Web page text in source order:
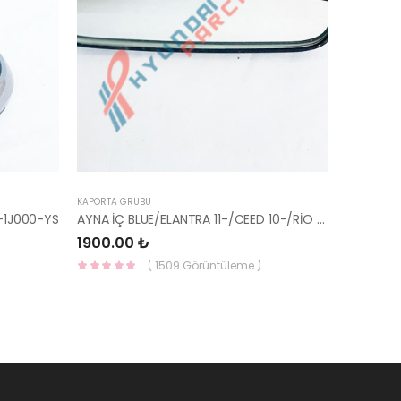
YS
KAPORTA GRUBU
AYNA İÇ BLUE/ELANTRA 11-/CEED 10-/RİO 12-/SPORTAGE 11- 85101-3X100-HMC
1900.00 ₺
( 1509 Görüntüleme )